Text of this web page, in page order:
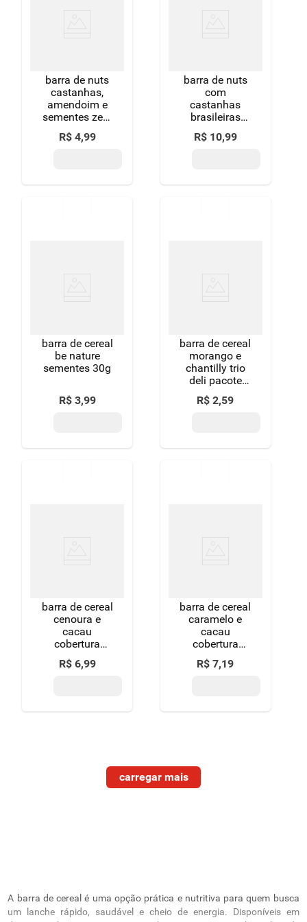
barra de nuts
castanhas,
amendoim e
sementes zero
sódio sem
adição de
R$ 4,99
barra de nuts
com
castanhas
brasileiras
nutry clássica
c/2 -
R$ 10,99
barra de cereal
be nature
sementes 30g
R$ 3,99
barra de cereal
morango e
chantilly trio
deli pacote
20g
R$ 2,59
barra de cereal
cenoura e
cacau
cobertura
chocolate
meio amargo
R$ 6,99
barra de cereal
caramelo e
cacau
cobertura
chocolate
meio amargo
R$ 7,19
A barra de cereal é uma opção prática e nutritiva para quem busca
um lanche rápido, saudável e cheio de energia. Disponíveis em